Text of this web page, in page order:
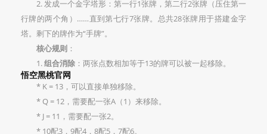
2. 发成一个金字塔形：第一行1张牌，第二行2张牌（压住第一
行牌的两个角）……直到第七行7张牌。总共28张牌用于搭建金字
塔。剩下的牌作为“手牌”。
核心规则 ：
1.组合消除 ：两张点数相加等于13的牌可以被一起移除。
悟空黑桃官网
* K = 13，可以直接单独移除。
* Q = 12，需要配一张A（1）来移除。
* J = 11，需要配一张2。
* 10配3，9配4，8配5，7配6。